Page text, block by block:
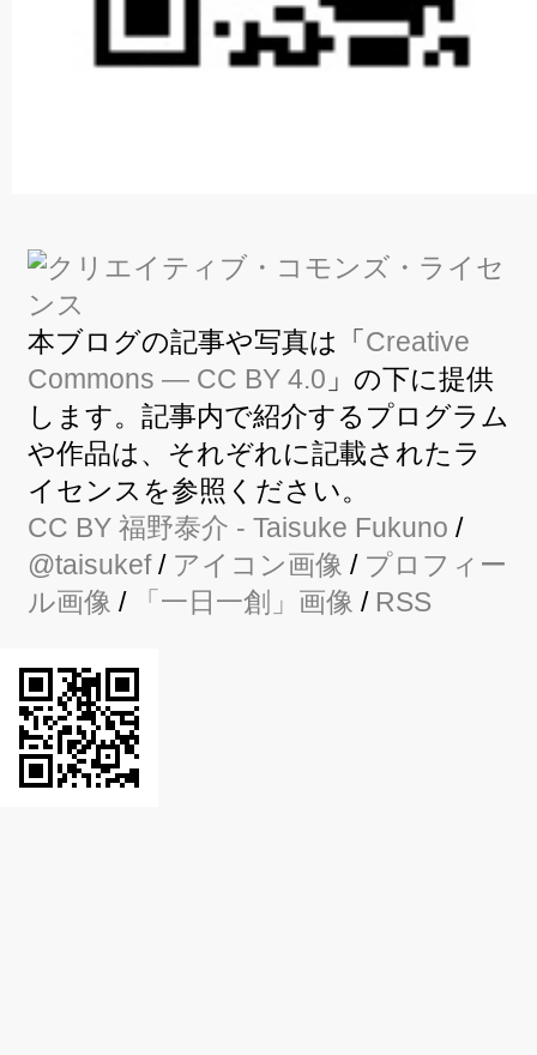
本ブログの記事や写真は「 Creative
Commons — CC BY 4.0 」の下に提供
します。記事内で紹介するプログラム
や作品は、それぞれに記載されたラ
イセンスを参照ください。
CC BY 福野泰介 - Taisuke Fukuno /
@taisukef/ アイコン画像 / プロフィー
ル画像 / 「一日一創」画像 / RSS